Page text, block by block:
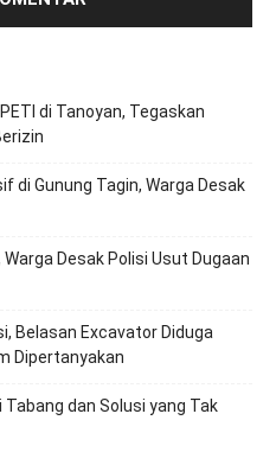
di Tanoyan, Tegaskan
di Gunung Tagin, Warga Desak
Desak Polisi Usut Dugaan
Belasan Excavator Diduga
Dipertanyakan
dan Solusi yang Tak